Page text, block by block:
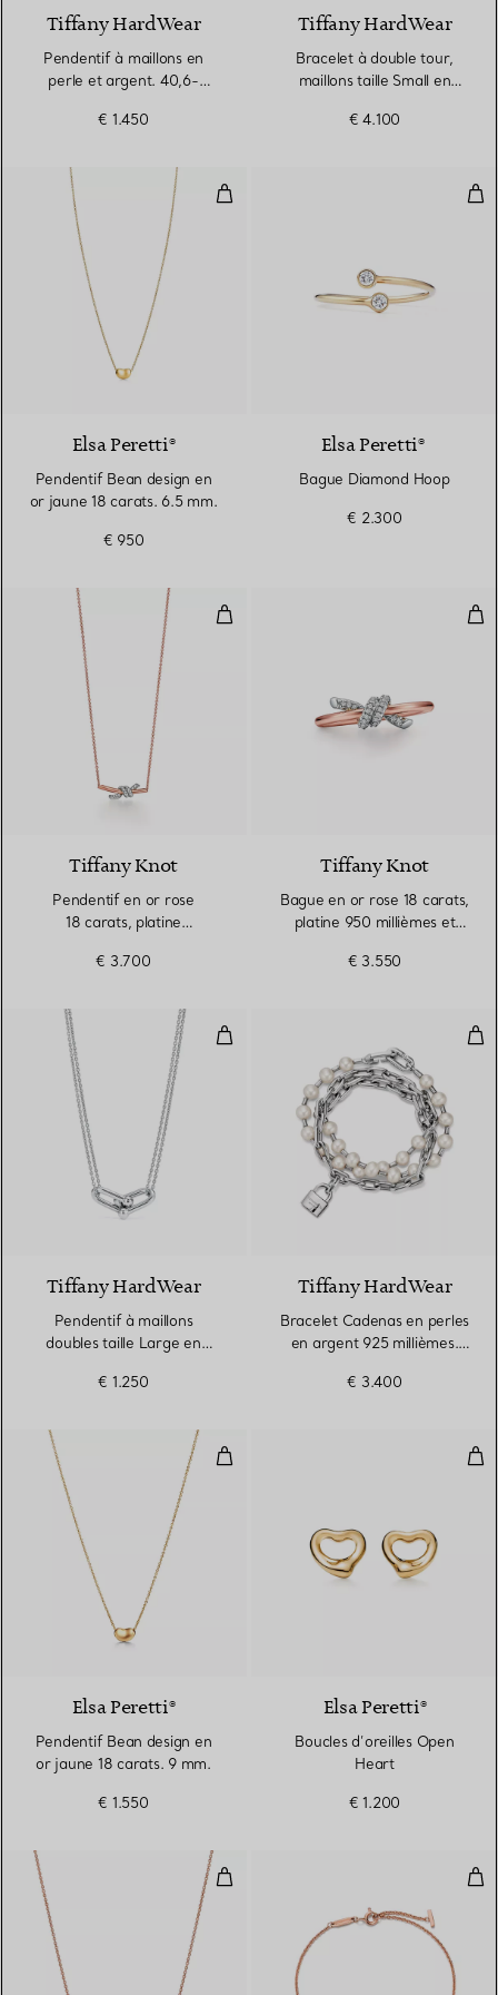
Tiffany HardWear
Pendentif à maillons en
perle et argent. 40,6-
925 millièmes
€ 1.450
Tiffany HardWear
Bracelet à double tour,
maillons taille Small en
€ 4.100
Pendentif Bean design en or
Elsa Peretti®
Pendentif Bean design en
or jaune 18 carats. 6.5 mm.
€ 950
Elsa Peretti®
Bague Diamond Hoop
€ 2.300
Pendentif en or rose 18 carats,
Tiffany Knot
Pendentif en or rose
18 carats, platine
Small.
€ 3.700
Tiffany Knot
Bague en or rose 18 carats,
platine 950 millièmes et
€ 3.550
Pendentif à maillons doubles
Tiffany HardWear
Pendentif à maillons
doubles taille Large en
€ 1.250
Tiffany HardWear
Bracelet Cadenas en perles
en argent 925 millièmes.
€ 3.400
Pendentif Bean design en or
Elsa Peretti®
Pendentif Bean design en
or jaune 18 carats. 9 mm.
€ 1.550
Elsa Peretti®
Boucles d’oreilles Open
Heart
€ 1.200
Pendentif Smile en or rose 18